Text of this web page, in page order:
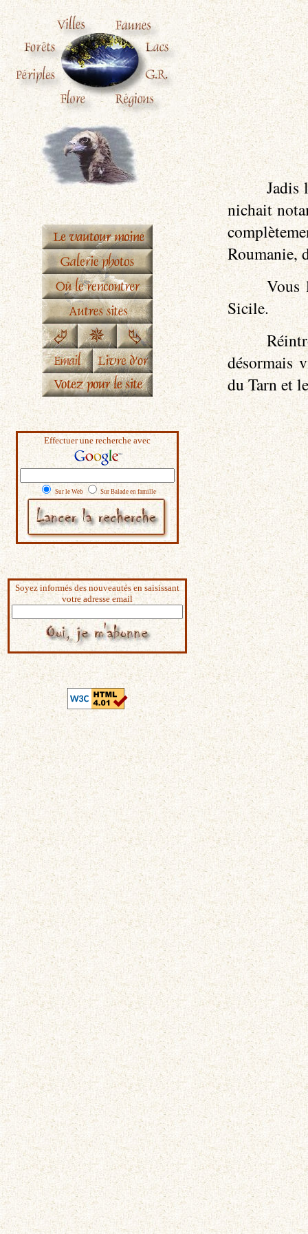
Effectuer une recherche avec
Sur le Web Sur Balade en famille
Soyez informés des nouveautés en saisissant
votre adresse email
Jadis
nichait
Roumanie,
Vous
Sicile.
désormais
du Tarn et